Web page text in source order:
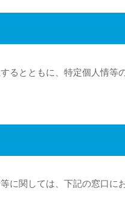
るとともに、特定個人情
に関しては、下記の窓口に